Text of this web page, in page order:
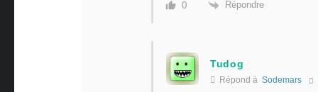
0 Répondre
Tudog
Répond à Sodemars